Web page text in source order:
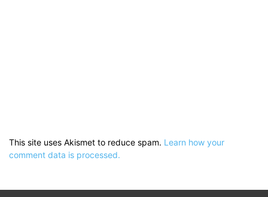
This site uses Akismet to reduce spam. Learn how your
comment data is processed.